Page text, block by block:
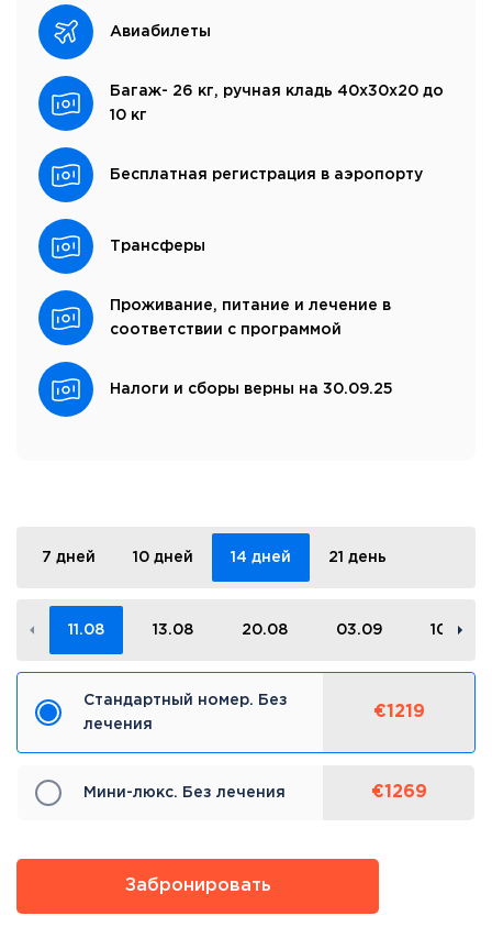
Авиабилеты
Багаж- 26 кг, ручная кладь 40x30x20 до
10 кг
Бесплатная регистрация в аэропорту
Трансферы
Проживание, питание и лечение в
соответствии с программой
Налоги и сборы верны на 30.09.25
7 дней 10 дней 14 дней 21 день
11.08 13.08 20.08 03.09 10.09
Стандартный номер. Без
лечения
€1219
Мини-люкс. Без лечения €1269
Забронировать